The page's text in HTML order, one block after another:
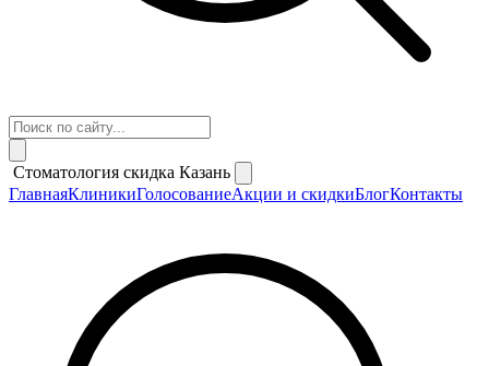
Стоматология скидка Казань
ГлавнаяКлиникиГолосованиеАкции и скидкиБлогКонтакты